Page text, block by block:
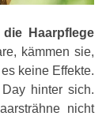
Haarpflege
kämmen sie,
keine Effekte.
hinter sich.
nicht